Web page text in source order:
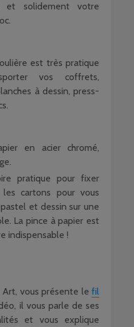
et solidement votre
est très pratique
vos coffrets,
à dessin, press-
en acier chromé,
pratique pour fixer
les cartons pour vous
et dessin sur une
La pince à papier est
indispensable !
Art, vous présente le fil
il vous parle de ses
et vous explique